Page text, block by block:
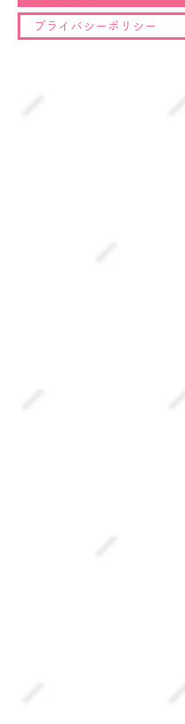
プライバシーポリシー